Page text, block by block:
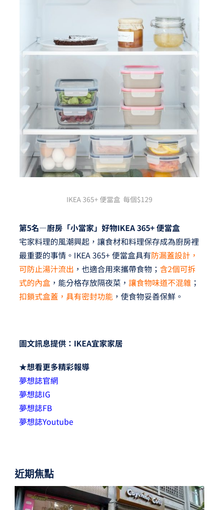
IKEA 365+ 便當盒 每個$129
第5名—廚房「小當家」好物IKEA 365+ 便當盒
宅家料理的風潮興起，讓食材和料理保存成為廚房裡
最重要的事情。IKEA 365+ 便當盒具有防漏蓋設計，
可防止湯汁流出 ，也適合用來攜帶食物； 含2個可拆
式的內盒，能分格存放隔夜菜， 讓食物味道不混雜；
扣鎖式盒蓋，具有密封功能，使食物妥善保鮮。
圖文訊息提供：IKEA宜家家居
★想看更多精彩報導
夢想誌官網
夢想誌IG
夢想誌FB
夢想誌Youtube
近期焦點